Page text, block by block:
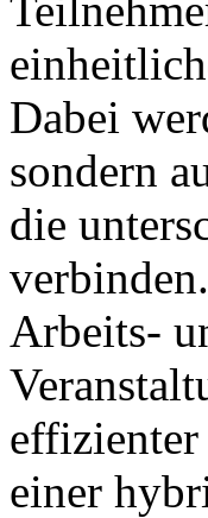
Dabei
sondern
die
Arbeits-
einer